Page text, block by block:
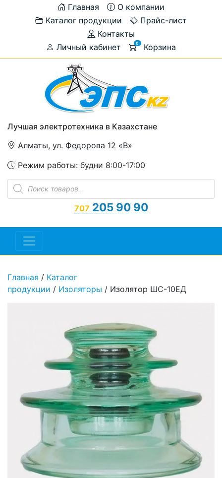
Главная
О компании
Каталог продукции
Прайс-лист
Контакты
Личный кабинет
0 Корзина
Лучшая электротехника в Казахстане
Алматы, ул. Федорова 12 «В»
Режим работы: будни 8:00-17:00
Поиск
товаров
707 205 90 90
Главная / Каталог
продукции / Изоляторы / Изолятор ШС-10ЕД